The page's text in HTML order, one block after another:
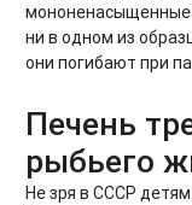
мононенасыщенные
ни в одном из
они погибают при
Печень
рыбьего
Не зря в СССР